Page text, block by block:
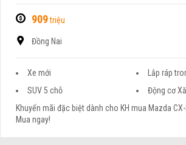
909triệu
Đồng Nai
Xe mới
Lắp ráp
SUV 5 chỗ
Động cơ
Khuyến mãi đặc biệt dành cho KH mua Mazda
Mua ngay!